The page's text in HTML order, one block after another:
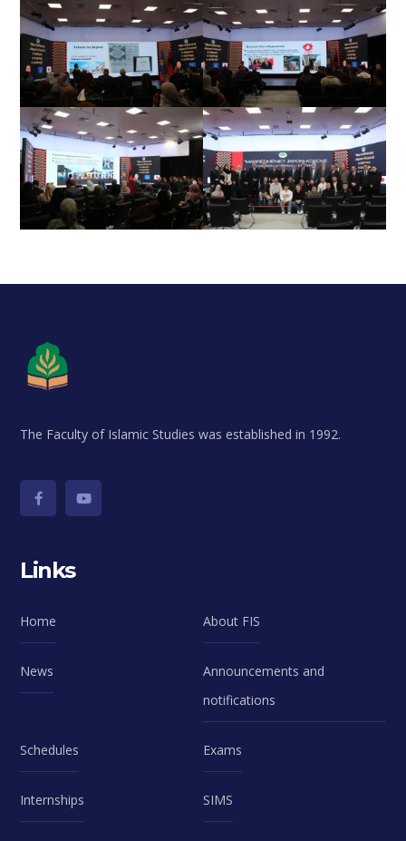
The Faculty of Islamic Studies was established in 1992.
Links
Home About FIS
News
Announcements and
notifications
Schedules Exams
Internships SIMS